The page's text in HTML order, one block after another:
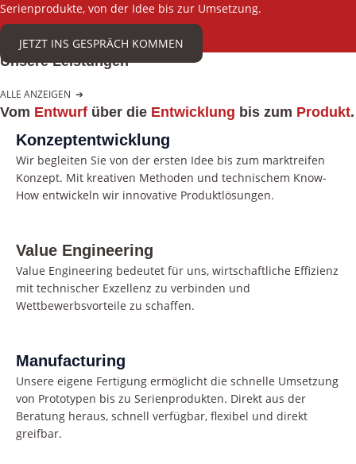
Serienprodukte, von der Idee bis zur Umsetzung.
JETZT INS GESPRÄCH KOMMEN
Unsere Leistungen
ALLE ANZEIGEN ➔
Vom Entwurf über die Entwicklung bis zum Produkt.
Konzeptentwicklung
Wir begleiten Sie von der ersten Idee bis zum marktreifen
Konzept. Mit kreativen Methoden und technischem Know-
How entwickeln wir innovative Produktlösungen.
Value Engineering
Value Engineering bedeutet für uns, wirtschaftliche Effizienz
mit technischer Exzellenz zu verbinden und
Wettbewerbsvorteile zu schaffen.
Manufacturing
Unsere eigene Fertigung ermöglicht die schnelle Umsetzung
von Prototypen bis zu Serienprodukten. Direkt aus der
Beratung heraus, schnell verfügbar, flexibel und direkt
greifbar.